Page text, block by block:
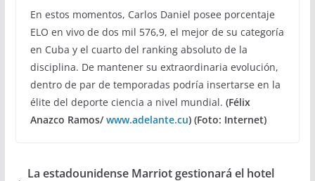
En estos momentos, Carlos Daniel posee porcentaje
ELO en vivo de dos mil 576,9, el mejor de su categoría
en Cuba y el cuarto del ranking absoluto de la
disciplina. De mantener su extraordinaria evolución,
dentro de par de temporadas podría insertarse en la
élite del deporte ciencia a nivel mundial. (Félix
Anazco Ramos/www.adelante.cu) (Foto: Internet)
La estadounidense Marriot gestionará el hotel